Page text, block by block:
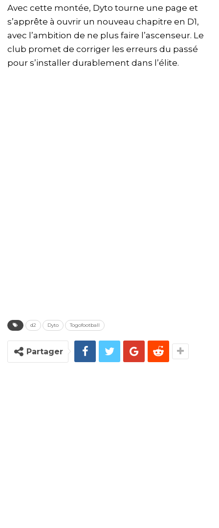
Avec cette montée, Dyto tourne une page et
s’apprête à ouvrir un nouveau chapitre en D1,
avec l’ambition de ne plus faire l’ascenseur. Le
club promet de corriger les erreurs du passé
pour s’installer durablement dans l’élite.
d2 Dyto Togofootball
Partager